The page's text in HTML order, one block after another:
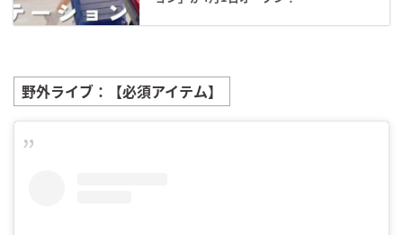
野外ライブ：【必須アイテム】